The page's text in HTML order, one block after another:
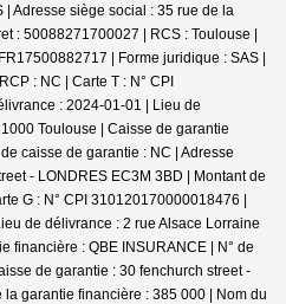
| Adresse siège social : 35 rue de la
: 50088271700027 | RCS : Toulouse |
| Forme juridique : SAS |
: NC | Carte T : N° CPI
: 2024-01-01 | Lieu de
Toulouse | Caisse de garantie
caisse de garantie : NC | Adresse
- LONDRES EC3M 3BD | Montant de
G : N° CPI 310120170000018476 |
de délivrance : 2 rue Alsace Lorraine
financière : QBE INSURANCE | N° de
de garantie : 30 fenchurch street -
garantie financière : 385 000 | Nom du